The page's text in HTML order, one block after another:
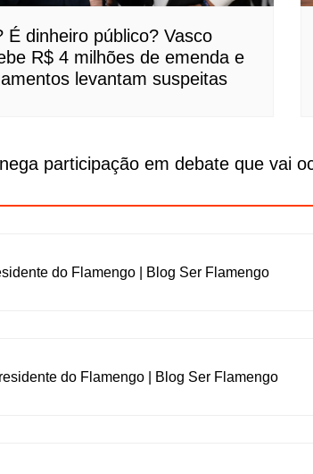
É dinheiro público? Vasco
R$ 4 milhões de emenda e
levantam suspeitas
participação em debate que vai
do Flamengo | Blog Ser Flamengo
do Flamengo | Blog Ser Flamengo